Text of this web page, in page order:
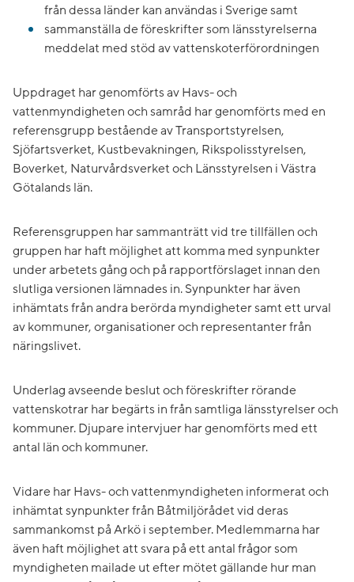
från dessa länder kan användas i Sverige samt
sammanställa de föreskrifter som länsstyrelserna
meddelat med stöd av vattenskoterförordningen
Uppdraget har genomförts av Havs- och
vattenmyndigheten och samråd har genomförts med en
referensgrupp bestående av Transportstyrelsen,
Sjöfartsverket, Kustbevakningen, Rikspolisstyrelsen,
Boverket, Naturvårdsverket och Länsstyrelsen i Västra
Götalands län.
Referensgruppen har sammanträtt vid tre tillfällen och
gruppen har haft möjlighet att komma med synpunkter
under arbetets gång och på rapportförslaget innan den
slutliga versionen lämnades in. Synpunkter har även
inhämtats från andra berörda myndigheter samt ett urval
av kommuner, organisationer och representanter från
näringslivet.
Underlag avseende beslut och föreskrifter rörande
vattenskotrar har begärts in från samtliga länsstyrelser och
kommuner. Djupare intervjuer har genomförts med ett
antal län och kommuner.
Vidare har Havs- och vattenmyndigheten informerat och
inhämtat synpunkter från Båtmiljörådet vid deras
sammankomst på Arkö i september. Medlemmarna har
även haft möjlighet att svara på ett antal frågor som
myndigheten mailade ut efter mötet gällande hur man